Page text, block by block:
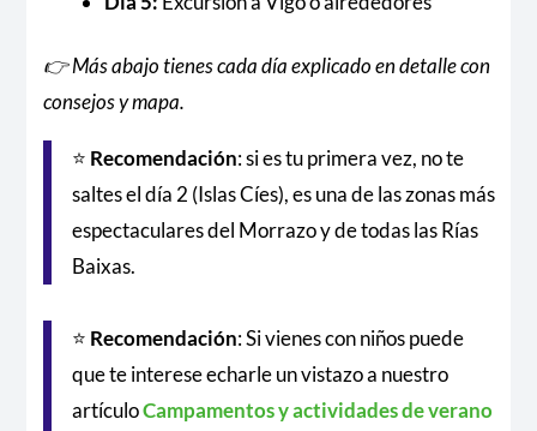
👉 Más abajo tienes cada día explicado en detalle con
consejos y mapa.
⭐ Recomendación: si es tu primera vez, no te
saltes el día 2 (Islas Cíes), es una de las zonas más
espectaculares del Morrazo y de todas las Rías
Baixas.
⭐ Recomendación: Si vienes con niños puede
que te interese echarle un vistazo a nuestro
artículoCampamentos y actividades de verano